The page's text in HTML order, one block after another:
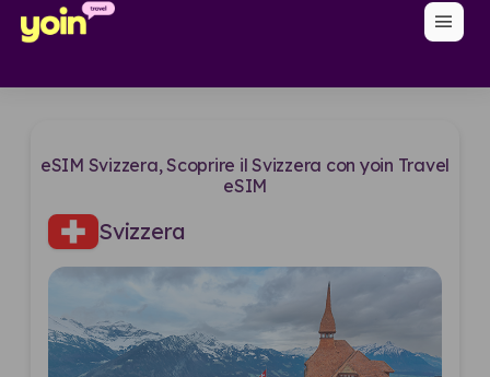
menu
eSIM Svizzera, Scoprire il Svizzera con yoin Travel
eSIM
Svizzera